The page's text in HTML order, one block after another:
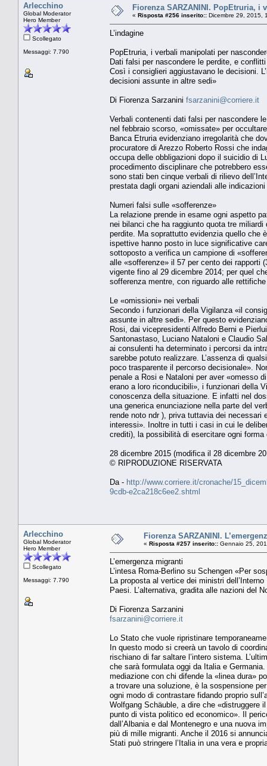
Arlecchino
Global Moderator
Hero Member
Scollegato
Messaggi: 7.790
Fiorenza SARZANINI. PopEtruria, i
« Risposta #256 inserito:: Dicembre 29, 2015,
L’indagine
PopEtruria, i verbali manipolati per
Dati falsi per nascondere le perdite, e
Così i consiglieri aggiustavano le decisioni.
decisioni assunte in altre sedi»
Di Fiorenza Sarzanini fsarzanini@corriere.it
Verbali contenenti dati falsi per nascondere
nel febbraio scorso, «omissate» per
Banca Etruria evidenziano irregolarità che
procuratore di Arezzo Roberto Rossi che
occupa delle obbligazioni dopo il suicidio di
procedimento disciplinare che potrebbero
sono stati ben cinque verbali di rilievo
prestata dagli organi aziendali alle
Numeri falsi sulle «sofferenze»
La relazione prende in esame ogni aspetto
nei bilanci che ha raggiunto quota tre
perdite. Ma soprattutto evidenzia quello che
ispettive hanno posto in luce significative
sottoposto a verifica un campione di
alle «sofferenze» il 57 per cento dei rapporti
vigente fino al 29 dicembre 2014; per quel
sofferenza mentre, con riguardo alle
Le «omissioni» nei verbali
Secondo i funzionari della Vigilanza «il
assunte in altre sedi». Per questo
Rosi, dai vicepresidenti Alfredo Berni e
Santonastaso, Luciano Nataloni e Claudio
ai consulenti ha determinato i percorsi da
sarebbe potuto realizzare. L’assenza di
poco trasparente il percorso decisionale».
penale a Rosi e Nataloni per aver «omesso
erano a loro riconducibili», i funzionari della
conoscenza della situazione. E infatti nel
una generica enunciazione nella parte del
rende noto ndr ), priva tuttavia dei necessari
interessi». Inoltre in tutti i casi in cui le
crediti), la possibilità di esercitare ogni
28 dicembre 2015 (modifica il 28 dicembre
© RIPRODUZIONE RISERVATA
Da - http://www.corriere.it/cronache/
9cdb-e2ca218c6ee2.shtml
Arlecchino
Global Moderator
Hero Member
Scollegato
Messaggi: 7.790
Fiorenza SARZANINI.
« Risposta #257 inserito:: Gennaio 25,
L’emergenza migranti
L’intesa Roma-Berlino su Schengen «Per
La proposta al vertice dei ministri
Paesi. L’alternativa, gradita alle nazioni del
Di Fiorenza Sarzanini
fsarzanini@corriere.it
Lo Stato che vuole ripristinare
In questo modo si creerà un tavolo di
rischiano di far saltare l’intero sistema.
che sarà formulata oggi da Italia e
mediazione con chi difende la «linea dura»
a trovare una soluzione, è la sospensione
ogni modo di contrastare fidando proprio
Wolfgang Schäuble, a dire che «distruggere
punto di vista politico ed economico». Il
dall’Albania e dal Montenegro e una nuova
più di mille migranti. Anche il 2016 si
Stati può stringere l’Italia in una vera e